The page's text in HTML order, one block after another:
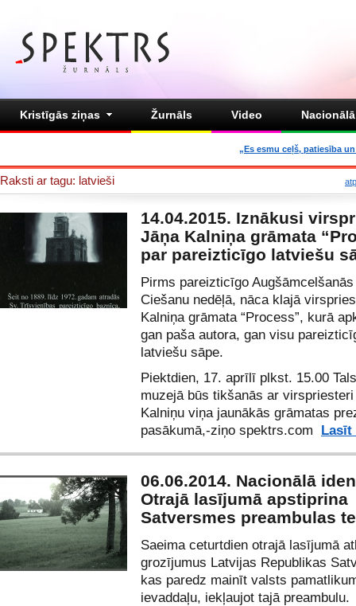
Kristīgās ziņas Žurnāls Video
„Es esmu ceļš, patiesība
Raksti ar tagu: latvieši
14.04.2015. Iznākusi
Jāņa Kalniņa grāmata
par pareizticīgo latviešu
Pirms pareizticīgo
Ciešanu nedēļā, nāca klajā
Kalniņa grāmata “Process”, kurā
gan paša autora, gan visu
latviešu sāpe.
Piektdien, 17. aprīlī plkst. 15.00
muzejā būs tikšanās ar
Kalniņu viņa jaunākās grāmatas
pasākumā,-ziņo spektrs.com Lasīt
06.06.2014. Nacionālā
Otrajā lasījumā apstiprina
Satversmes preambulas
Saeima ceturtdien otrajā lasījumā
grozījumus Latvijas Republikas
kas paredz mainīt valsts
ievaddaļu, iekļaujot tajā preambulu.